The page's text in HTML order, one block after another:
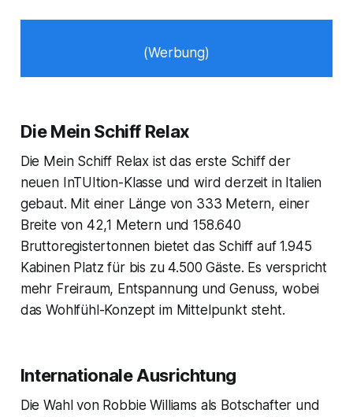
(Werbung)
DieMein Schiff Relax
Die Mein Schiff Relax ist das erste Schiff der
neuen InTUItion-Klasse und wird derzeit in Italien
gebaut. Mit einer Länge von 333 Metern, einer
Breite von 42,1 Metern und 158.640
Bruttoregistertonnen bietet das Schiff auf 1.945
Kabinen Platz für bis zu 4.500 Gäste. Es verspricht
mehr Freiraum, Entspannung und Genuss, wobei
das Wohlfühl-Konzept im Mittelpunkt steht.
Internationale Ausrichtung
Die Wahl von Robbie Williams als Botschafter und